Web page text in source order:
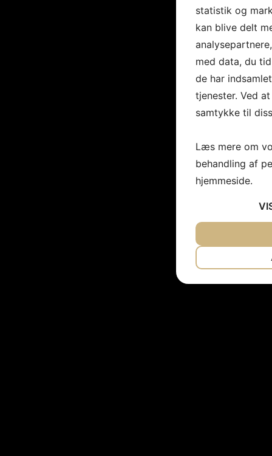
statistik og
kan blive delt
med data, du
de har
tjenester. Ved
samtykke til
Læs mere om
behandling af
hjemmeside.